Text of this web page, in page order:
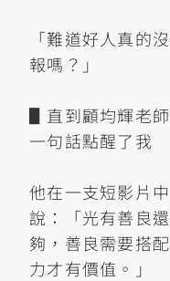
「難道好人真的
報嗎？」
▋直到顧均輝老
一句話點醒了我
他在一支短影片中
說：「光有善良
夠，善良需要搭
力才有價值。」